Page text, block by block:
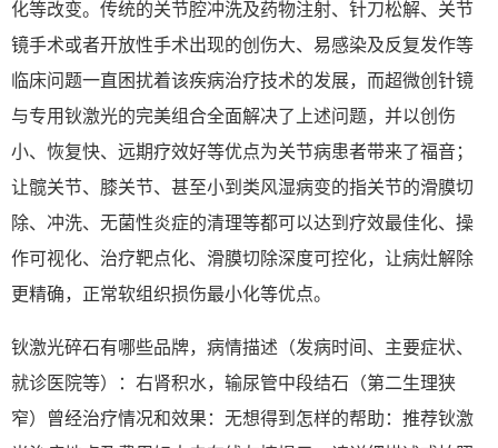
化等改变。传统的关节腔冲洗及药物注射、针刀松解、关节
镜手术或者开放性手术出现的创伤大、易感染及反复发作等
临床问题一直困扰着该疾病治疗技术的发展，而超微创针镜
与专用钬激光的完美组合全面解决了上述问题，并以创伤
小、恢复快、远期疗效好等优点为关节病患者带来了福音；
让髋关节、膝关节、甚至小到类风湿病变的指关节的滑膜切
除、冲洗、无菌性炎症的清理等都可以达到疗效最佳化、操
作可视化、治疗靶点化、滑膜切除深度可控化，让病灶解除
更精确，正常软组织损伤最小化等优点。
钬激光碎石有哪些品牌，病情描述（发病时间、主要症状、
就诊医院等）：右肾积水，输尿管中段结石（第二生理狭
窄）曾经治疗情况和效果：无想得到怎样的帮助：推荐钬激